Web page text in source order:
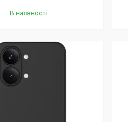
В наявності
Купити